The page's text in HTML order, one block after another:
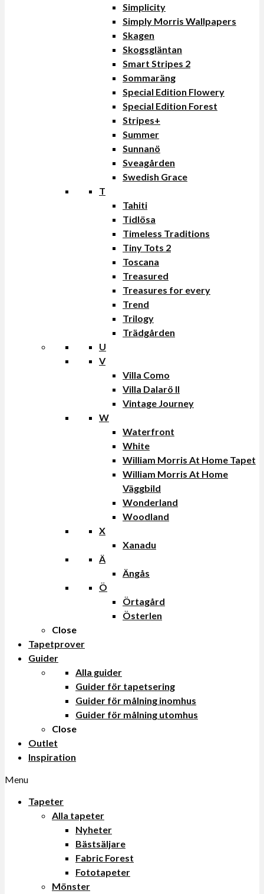
Simplicity
Simply Morris Wallpapers
Skagen
Skogsgläntan
Smart Stripes 2
Sommaräng
Special Edition Flowery
Special Edition Forest
Stripes+
Summer
Sunnanö
Sveagården
Swedish Grace
T
Tahiti
Tidlösa
Timeless Traditions
Tiny Tots 2
Toscana
Treasured
Treasures for every
Trend
Trilogy
Trädgården
U
V
Villa Como
Villa Dalarö II
Vintage Journey
W
Waterfront
White
William Morris At Home Tapet
William Morris At Home
Väggbild
Wonderland
Woodland
X
Xanadu
Ä
Ängås
Ö
Örtagård
Österlen
Close
Tapetprover
Guider
Alla guider
Guider för tapetsering
Guider för målning inomhus
Guider för målning utomhus
Close
Outlet
Inspiration
Menu
Tapeter
Alla tapeter
Nyheter
Bästsäljare
Fabric Forest
Fototapeter
Mönster